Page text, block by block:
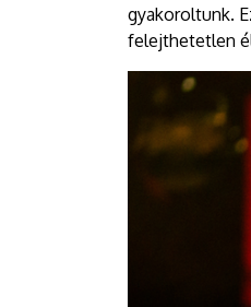
gyakoroltunk.
felejthetetlen